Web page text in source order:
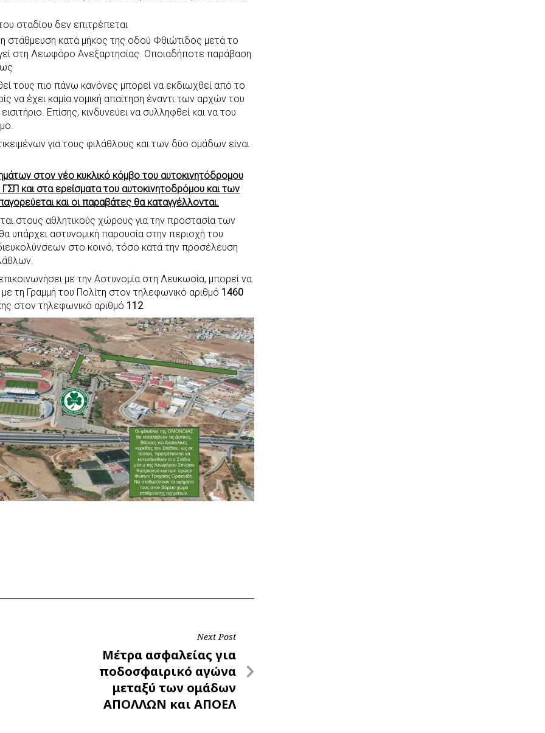
σταδίου δεν επιτρέπεται
στάθμευση κατά μήκος της οδού Φθιώτιδος μετά το
στη Λεωφόρο Ανεξαρτησίας. Οποιαδήποτε παράβαση
τους πιο πάνω κανόνες μπορεί να εκδιωχθεί από το
να έχει καμία νομική απαίτηση έναντι των αρχών του
Επίσης, κινδυνεύει να συλληφθεί και να του
για τους φιλάθλους και των δύο ομάδων είναι
στον νέο κυκλικό κόμβο του αυτοκινητόδρομου
και στα ερείσματα του αυτοκινητοδρόμου και των
και οι παραβάτες θα καταγγέλλονται.
στους αθλητικούς χώρους για την προστασία των
υπάρχει αστυνομική παρουσία στην περιοχή του
στο κοινό, τόσο κατά την προσέλευση
με την Αστυνομία στη Λευκωσία, μπορεί να
με τη Γραμμή του Πολίτη στον τηλεφωνικό αριθμό 1460
στον τηλεφωνικό αριθμό 112.
Next Post
Next
Post
Μέτρα ασφαλείας για
ποδοσφαιρικό αγώνα
μεταξύ των ομάδων
ΑΠΟΛΛΩΝ και ΑΠΟΕΛ